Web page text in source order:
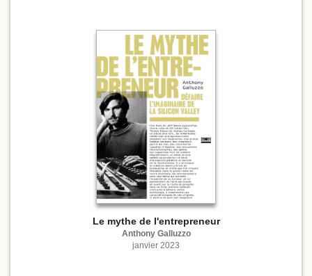
Le mythe de l'entrepreneur
Anthony Galluzzo
janvier 2023